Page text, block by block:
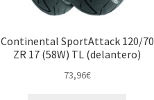
Continental SportAttack 120/70
ZR 17 (58W) TL (delantero)
73,96€